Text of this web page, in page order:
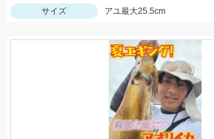
サイズ
アユ最大25.5cm